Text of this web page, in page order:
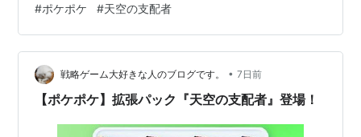
#ポケポケ #天空の支配者
戦略ゲーム大好きな人のブログです。 • 7日前
【ポケポケ】拡張パック『天空の支配者』登場！